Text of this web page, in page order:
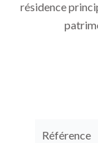
résidence
Référence